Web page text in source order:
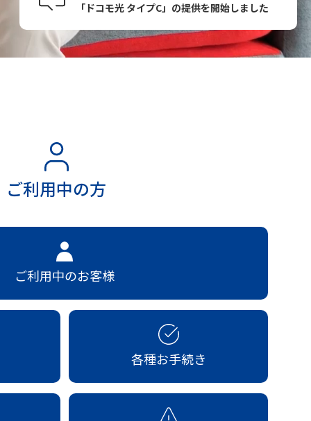
「ドコモ光 タイプC」の提供を開始しました
ご利用中の方
ご利用中のお客様
各種お手続き